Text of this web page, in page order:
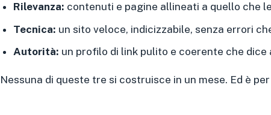
Rilevanza: contenuti e pagine allineati a quello che
Tecnica: un sito veloce, indicizzabile, senza errori
Autorità: un profilo di link pulito e coerente che dice
Nessuna di queste tre si costruisce in un mese. Ed è